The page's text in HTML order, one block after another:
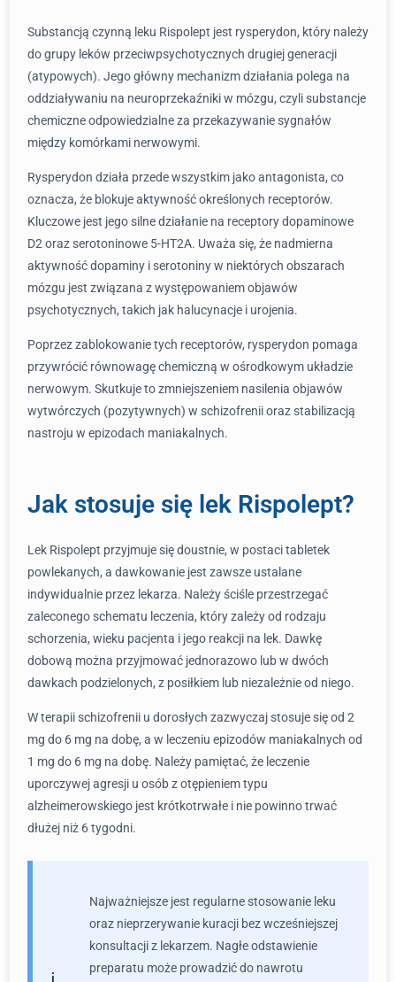
Substancją czynną leku Rispolept jest rysperydon, który należy
do grupy leków przeciwpsychotycznych drugiej generacji
(atypowych). Jego główny mechanizm działania polega na
oddziaływaniu na neuroprzekaźniki w mózgu, czyli substancje
chemiczne odpowiedzialne za przekazywanie sygnałów
między komórkami nerwowymi.
Rysperydon działa przede wszystkim jako antagonista, co
oznacza, że blokuje aktywność określonych receptorów.
Kluczowe jest jego silne działanie na receptory dopaminowe
D2 oraz serotoninowe 5-HT2A. Uważa się, że nadmierna
aktywność dopaminy i serotoniny w niektórych obszarach
mózgu jest związana z występowaniem objawów
psychotycznych, takich jak halucynacje i urojenia.
Poprzez zablokowanie tych receptorów, rysperydon pomaga
przywrócić równowagę chemiczną w ośrodkowym układzie
nerwowym. Skutkuje to zmniejszeniem nasilenia objawów
wytwórczych (pozytywnych) w schizofrenii oraz stabilizacją
nastroju w epizodach maniakalnych.
Jak stosuje się lek Rispolept?
Lek Rispolept przyjmuje się doustnie, w postaci tabletek
powlekanych, a dawkowanie jest zawsze ustalane
indywidualnie przez lekarza. Należy ściśle przestrzegać
zaleconego schematu leczenia, który zależy od rodzaju
schorzenia, wieku pacjenta i jego reakcji na lek. Dawkę
dobową można przyjmować jednorazowo lub w dwóch
dawkach podzielonych, z posiłkiem lub niezależnie od niego.
W terapii schizofrenii u dorosłych zazwyczaj stosuje się od 2
mg do 6 mg na dobę, a w leczeniu epizodów maniakalnych od
1 mg do 6 mg na dobę. Należy pamiętać, że leczenie
uporczywej agresji u osób z otępieniem typu
alzheimerowskiego jest krótkotrwałe i nie powinno trwać
dłużej niż 6 tygodni.
Najważniejsze jest regularne stosowanie leku
oraz nieprzerywanie kuracji bez wcześniejszej
konsultacji z lekarzem. Nagłe odstawienie
preparatu może prowadzić do nawrotu